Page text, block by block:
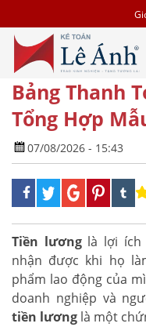
Bảng Thanh
Tổng Hợp
07/08/2026 - 15:43
Tiền lươnglà lợi ích
nhận được khi họ
phẩm lao động của
doanh nghiệp và
tiền lương là một